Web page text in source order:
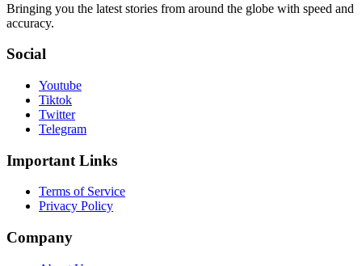
Bringing you the latest stories from around the globe with speed and
accuracy.
Social
Youtube
Tiktok
Twitter
Telegram
Important Links
Terms of Service
Privacy Policy
Company